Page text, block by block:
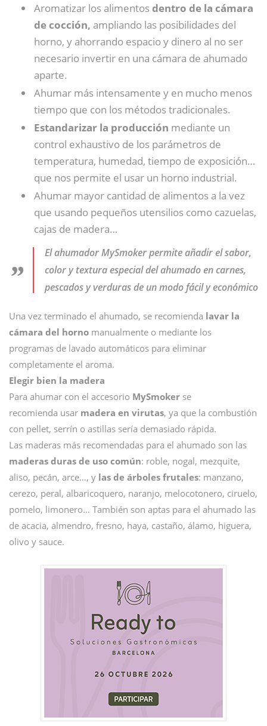
Aromatizar los alimentos dentro de la cámara
de cocción, ampliando las posibilidades del
horno, y ahorrando espacio y dinero al no ser
necesario invertir en una cámara de ahumado
aparte.
Ahumar más intensamente y en mucho menos
tiempo que con los métodos tradicionales.
Estandarizar la producción mediante un
control exhaustivo de los parámetros de
temperatura, humedad, tiempo de exposición…
que nos permite el usar un horno industrial.
Ahumar mayor cantidad de alimentos a la vez
que usando pequeños utensilios como cazuelas,
cajas de madera…
El ahumador MySmoker permite añadir el sabor,
color y textura especial del ahumado en carnes,
pescados y verduras de un modo fácil y económico
Una vez terminado el ahumado, se recomienda lavar la
cámara del horno manualmente o mediante los
programas de lavado automáticos para eliminar
completamente el aroma.
Elegir bien la madera
Para ahumar con el accesorio MySmoker se
recomienda usar madera en virutas, ya que la combustión
con pellet, serrín o astillas sería demasiado rápida.
Las maderas más recomendadas para el ahumado son las
maderas duras de uso común: roble, nogal, mezquite,
aliso, pecán, arce…, y las de árboles frutales: manzano,
cerezo, peral, albaricoquero, naranjo, melocotonero, ciruelo,
pomelo, limonero… También son aptas para el ahumado las
de acacia, almendro, fresno, haya, castaño, álamo, higuera,
olivo y sauce.